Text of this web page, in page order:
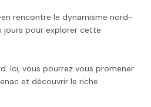
rencontre le dynamisme nord-
jours pour explorer cette
Ici, vous pourrez vous promener
et découvrir le riche